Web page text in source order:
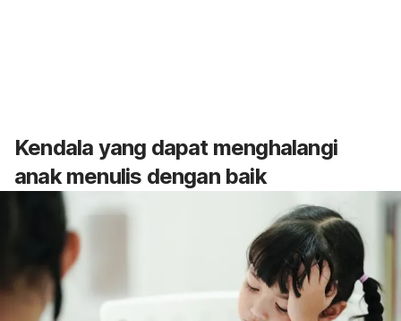
Kendala yang dapat menghalangi
anak menulis dengan baik